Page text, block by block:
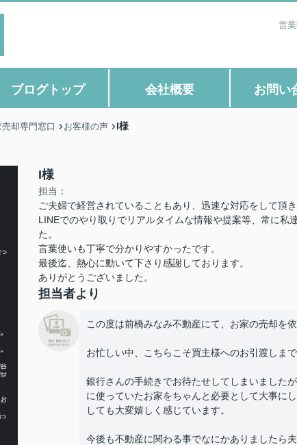
営
ブログトップ 会社概要 お問い
却専門窓口 お客様の声 I様
I様
担当：
ご夫婦で経営されていることもあり、迅速な対応をして頂き
LINEでのやり取りでリアルタイムな情報や提案等、常に私
た。
言葉使いも丁寧で分かりやすかったです。
最後迄、熱心に動いて下さり感謝しております。
ありがとうございました。
担当者より
この度は前橋みなみ不動産にて、お家の売却を
お忙しい中、こちらこそ買主様へのお引渡しま
銀行さんの手続きでお待たせしてしまいました
に使っていたお家をちゃんと必要として大事に
しても大変嬉しく感じています。
今後も不動産に関わる事でなにかありましたら